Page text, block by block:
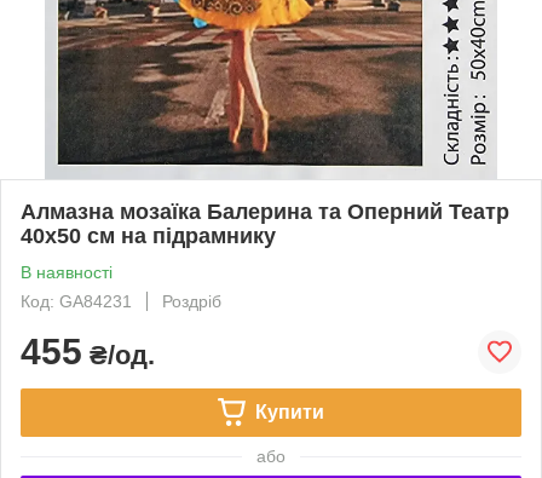
Алмазна мозаїка Балерина та Оперний Театр
40x50 см на підрамнику
В наявності
Код: GA84231
Роздріб
455 ₴/од.
Купити
або